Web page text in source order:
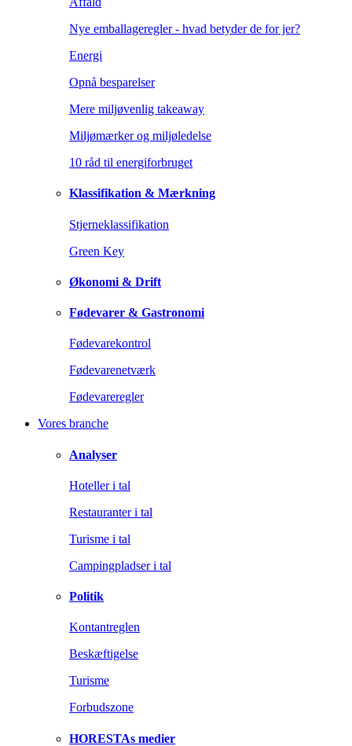
Nye emballageregler - hvad betyder de for jer?
Energi
Opnå besparelser
Mere miljøvenlig takeaway
Miljømærker og miljøledelse
10 råd til energiforbruget
Klassifikation & Mærkning
Stjerneklassifikation
Green Key
Økonomi & Drift
Fødevarer & Gastronomi
Fødevarekontrol
Fødevarenetværk
Fødevareregler
Vores branche
Analyser
Hoteller i tal
Restauranter i tal
Turisme i tal
Campingpladser i tal
Politik
Kontantreglen
Beskæftigelse
Turisme
Forbudszone
HORESTAs medier